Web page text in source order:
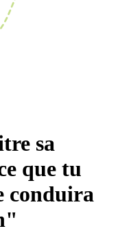
sa
que tu
conduira